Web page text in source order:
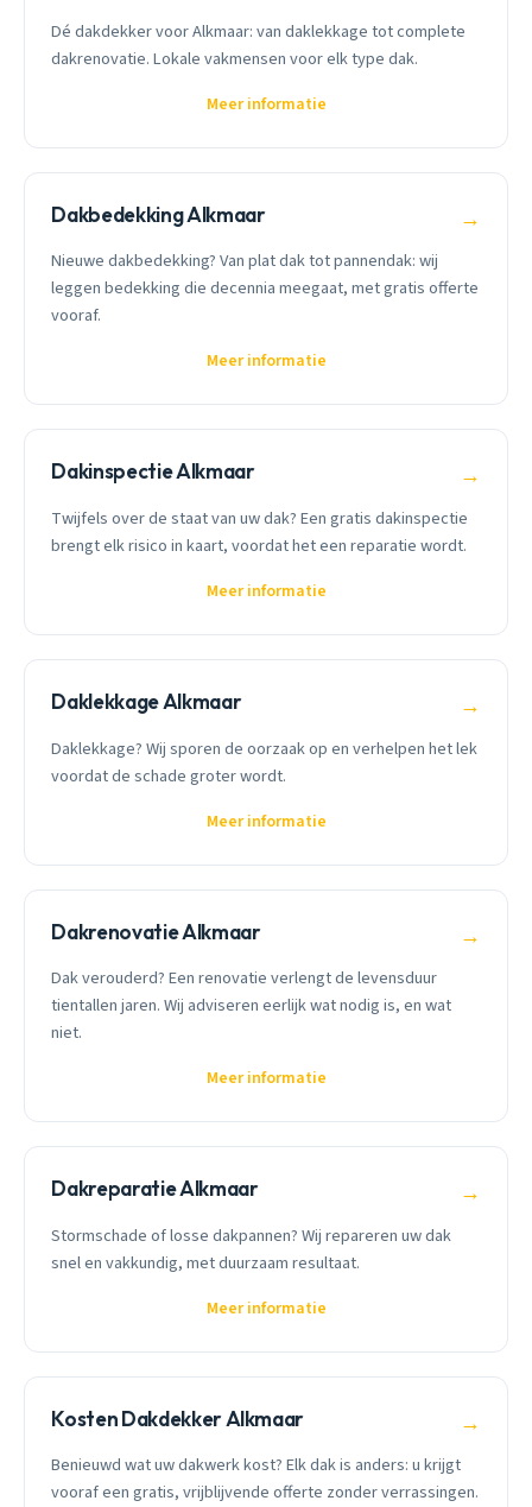
Dé dakdekker voor Alkmaar: van daklekkage tot complete
dakrenovatie. Lokale vakmensen voor elk type dak.
Meer informatie
Dakbedekking Alkmaar →
Nieuwe dakbedekking? Van plat dak tot pannendak: wij
leggen bedekking die decennia meegaat, met gratis offerte
vooraf.
Meer informatie
Dakinspectie Alkmaar →
Twijfels over de staat van uw dak? Een gratis dakinspectie
brengt elk risico in kaart, voordat het een reparatie wordt.
Meer informatie
Daklekkage Alkmaar →
Daklekkage? Wij sporen de oorzaak op en verhelpen het lek
voordat de schade groter wordt.
Meer informatie
Dakrenovatie Alkmaar →
Dak verouderd? Een renovatie verlengt de levensduur
tientallen jaren. Wij adviseren eerlijk wat nodig is, en wat
niet.
Meer informatie
Dakreparatie Alkmaar →
Stormschade of losse dakpannen? Wij repareren uw dak
snel en vakkundig, met duurzaam resultaat.
Meer informatie
Kosten Dakdekker Alkmaar →
Benieuwd wat uw dakwerk kost? Elk dak is anders: u krijgt
vooraf een gratis, vrijblijvende offerte zonder verrassingen.